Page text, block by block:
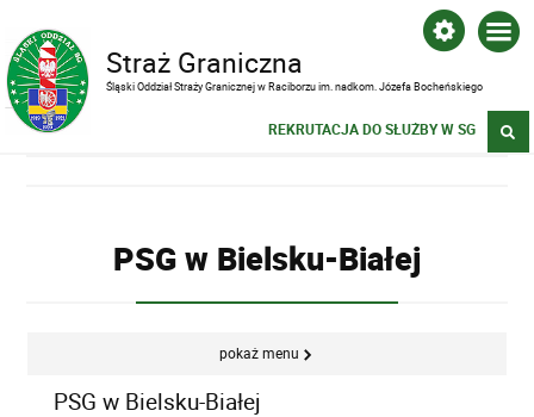
Straż Graniczna
Śląski Oddział Straży Granicznej w Raciborzu im. nadkom. Józefa Bocheńskiego
REKRUTACJA DO SŁUŻBY W SG
PSG w Bielsku-Białej
pokaż menu
PSG w Bielsku-Białej